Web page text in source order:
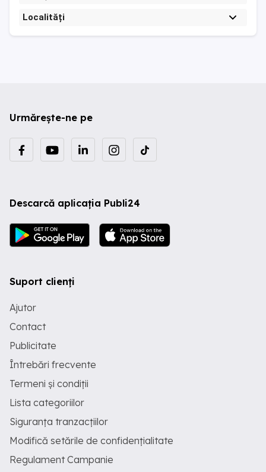
Localități
Urmărește-ne pe
Descarcă aplicația Publi24
Suport clienți
Ajutor
Contact
Publicitate
Întrebări frecvente
Termeni și condiții
Lista categoriilor
Siguranța tranzacțiilor
Modifică setările de confidențialitate
Regulament Campanie